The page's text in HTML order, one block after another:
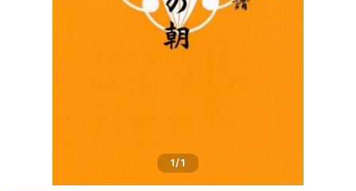
1/1